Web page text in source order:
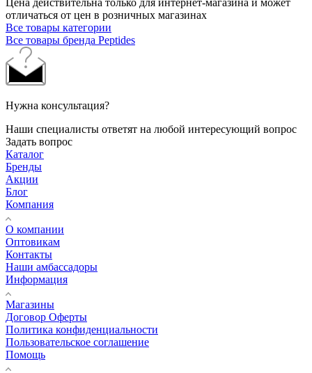
Цена действительна только для интернет-магазина и может
отличаться от цен в розничных магазинах
Все товары категории
Все товары бренда Peptides
Нужна консультация?
Наши специалисты ответят на любой интересующий вопрос
Задать вопрос
Каталог
Бренды
Акции
Блог
Компания
О компании
Оптовикам
Контакты
Наши амбассадоры
Информация
Магазины
Договор Оферты
Политика конфиденциальности
Пользовательское соглашение
Помощь